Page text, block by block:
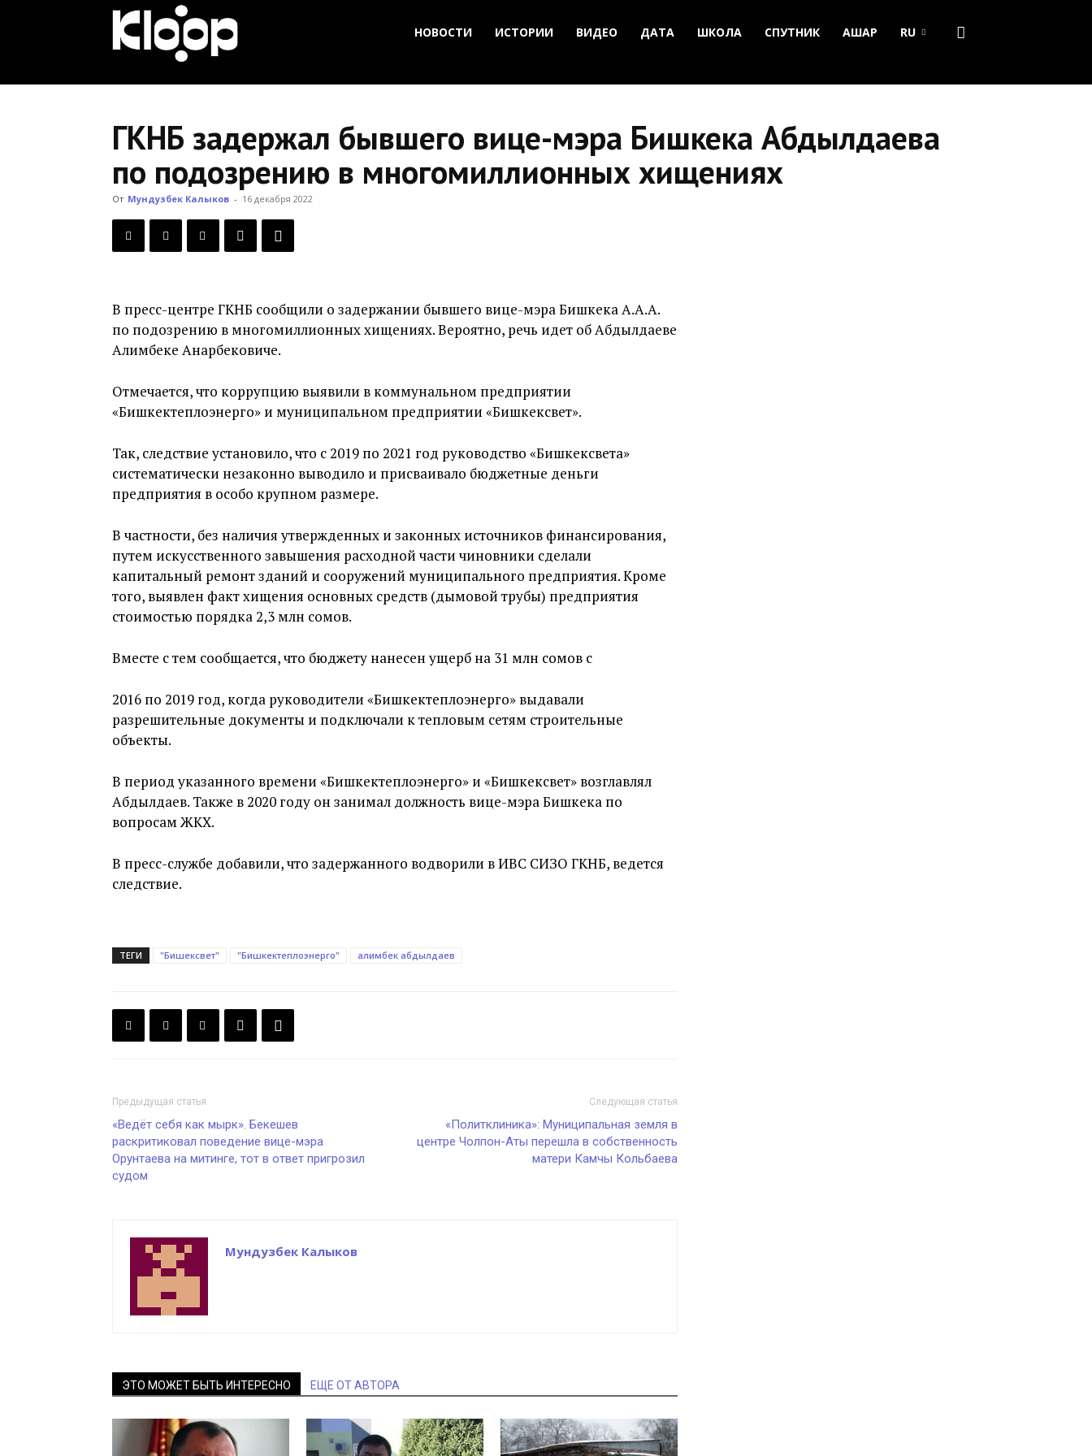
Новости
Кыргызстана
НОВОСТИ ИСТОРИИ ВИДЕО ДАТА ШКОЛА СПУТНИК АШАР RU
ГКНБ задержал бывшего вице-мэра Бишкека Абдылдаева
по подозрению в многомиллионных хищениях
От Мундузбек Калыков - 16 декабря 2022
В пресс-центре ГКНБ сообщили о задержании бывшего вице-мэра Бишкека А.А.А.
по подозрению в многомиллионных хищениях. Вероятно, речь идет об Абдылдаеве
Алимбеке Анарбековиче.
Отмечается, что коррупцию выявили в коммунальном предприятии
«Бишкектеплоэнерго» и муниципальном предприятии «Бишкексвет».
Так, следствие установило, что с 2019 по 2021 год руководство «Бишкексвета»
систематически незаконно выводило и присваивало бюджетные деньги
предприятия в особо крупном размере.
В частности, без наличия утвержденных и законных источников финансирования,
путем искусственного завышения расходной части чиновники сделали
капитальный ремонт зданий и сооружений муниципального предприятия. Кроме
того, выявлен факт хищения основных средств (дымовой трубы) предприятия
стоимостью порядка 2,3 млн сомов.
Вместе с тем сообщается, что бюджету нанесен ущерб на 31 млн сомов с
2016 по 2019 год, когда руководители «Бишкектеплоэнерго» выдавали
разрешительные документы и подключали к тепловым сетям строительные
объекты.
В период указанного времени «Бишкектеплоэнерго» и «Бишкексвет» возглавлял
Абдылдаев. Также в 2020 году он занимал должность вице-мэра Бишкека по
вопросам ЖКХ.
В пресс-службе добавили, что задержанного водворили в ИВС СИЗО ГКНБ, ведется
следствие.
ТЕГИ "Бишексвет" "Бишкектеплоэнерго" алимбек абдылдаев
Предыдущая статья
«Ведёт себя как мырк». Бекешев
раскритиковал поведение вице-мэра
Орунтаева на митинге, тот в ответ пригрозил
судом
Следующая статья
«Политклиника»: Муниципальная земля в
центре Чолпон-Аты перешла в собственность
матери Камчы Кольбаева
Мундузбек Калыков
ЭТО МОЖЕТ БЫТЬ ИНТЕРЕСНО ЕЩЕ ОТ АВТОРА